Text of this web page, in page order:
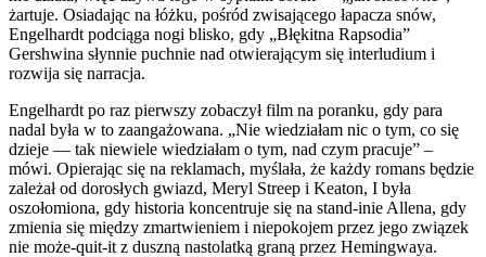
żartuje. Osiadając na łóżku, pośród zwisającego łapacza snów,
Engelhardt podciąga nogi blisko, gdy „Błękitna Rapsodia”
Gershwina słynnie puchnie nad otwierającym się interludium i
rozwija się narracja.
Engelhardt po raz pierwszy zobaczył film na poranku, gdy para
nadal była w to zaangażowana. „Nie wiedziałam nic o tym, co się
dzieje — tak niewiele wiedziałam o tym, nad czym pracuje” –
mówi. Opierając się na reklamach, myślała, że każdy romans będzie
zależał od dorosłych gwiazd, Meryl Streep i Keaton, I była
oszołomiona, gdy historia koncentruje się na stand-inie Allena, gdy
zmienia się między zmartwieniem i niepokojem przez jego związek
nie może-quit-it z duszną nastolatką graną przez Hemingwaya.